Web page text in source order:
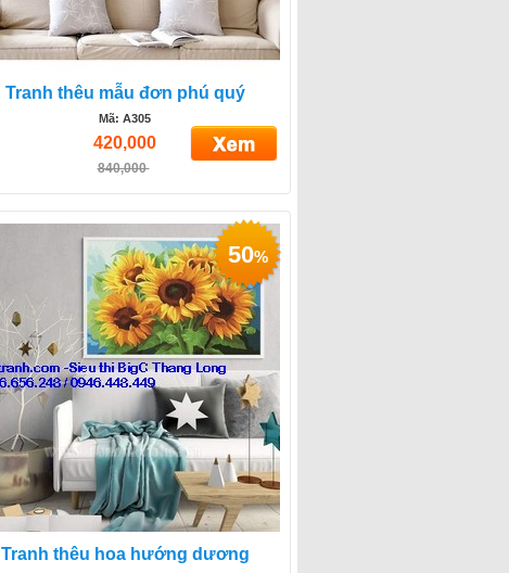
Tranh thêu mẫu đơn phú quý
Mã: A305
420,000
840,000
Tranh thêu hoa hướng dương
50%